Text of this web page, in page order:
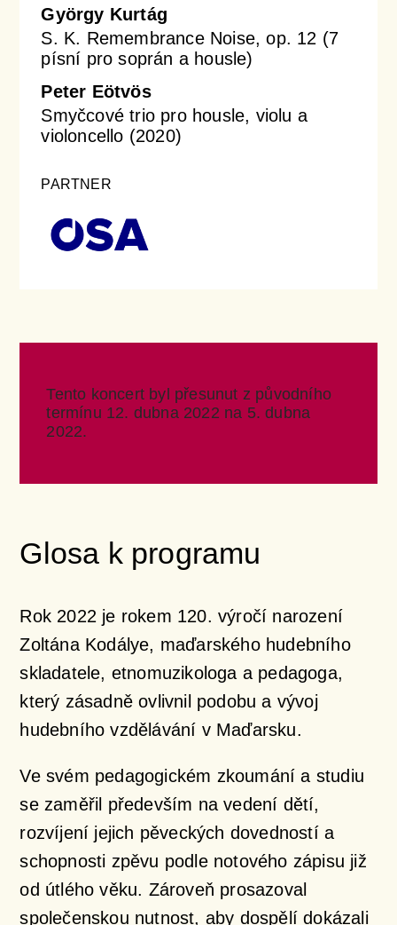
György Kurtág
S. K. Remembrance Noise, op. 12 (7
písní pro soprán a housle)
Peter Eötvös
Smyčcové trio pro housle, violu a
violoncello (2020)
PARTNER
Tento koncert byl přesunut z původního
termínu 12. dubna 2022 na 5. dubna
2022.
Glosa k programu
Rok 2022 je rokem 120. výročí narození
Zoltána Kodálye, maďarského hudebního
skladatele, etnomuzikologa a pedagoga,
který zásadně ovlivnil podobu a vývoj
hudebního vzdělávání v Maďarsku.
Ve svém pedagogickém zkoumání a studiu
se zaměřil především na vedení dětí,
rozvíjení jejich pěveckých dovedností a
schopnosti zpěvu podle notového zápisu již
od útlého věku. Zároveň prosazoval
společenskou nutnost, aby dospělí dokázali